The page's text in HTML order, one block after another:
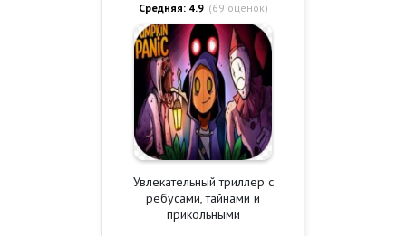
Средняя: 4.9 (69 оценок)
Увлекательный триллер с
ребусами, тайнами и
прикольными